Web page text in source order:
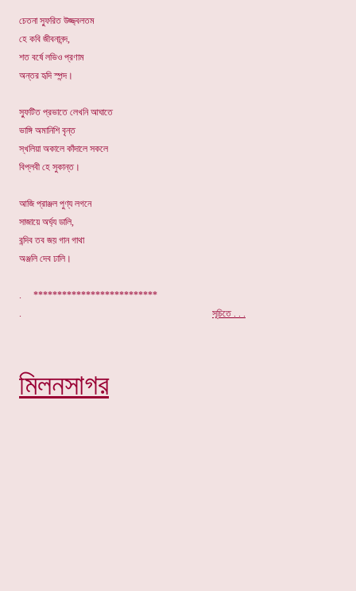
চেতনা স্ফুরিত উজ্জ্বলতম
হে কবি জীবনানন্দ,
শত বর্ষে লভিও প্রণাম
অন্তর হৃদি স্পন্দ।
স্ফুটিত প্রভাতে লেখনি আঘাতে
ভাঙ্গি অমানিশি বৃন্ত
স্খলিয়া অকালে কাঁদালে সকলে
বিপ্লবী হে সুকান্ত।
আজি প্রাঞ্জল পুণ্য লগনে
সাজায়ে অর্ঘ্য ডালি,
বন্দিব তব জয় গান গাথা
অঞ্জলি দেব ঢালি।
. **************************
. সূচিতে . . .
মিলনসাগর